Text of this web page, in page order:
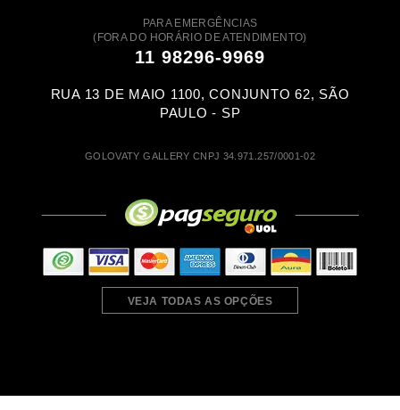
PARA EMERGÊNCIAS
(FORA DO HORÁRIO DE ATENDIMENTO)
11 98296-9969
RUA 13 DE MAIO 1100, CONJUNTO 62, SÃO
PAULO - SP
GOLOVATY GALLERY CNPJ 34.971.257/0001-02
VEJA TODAS AS OPÇÕES